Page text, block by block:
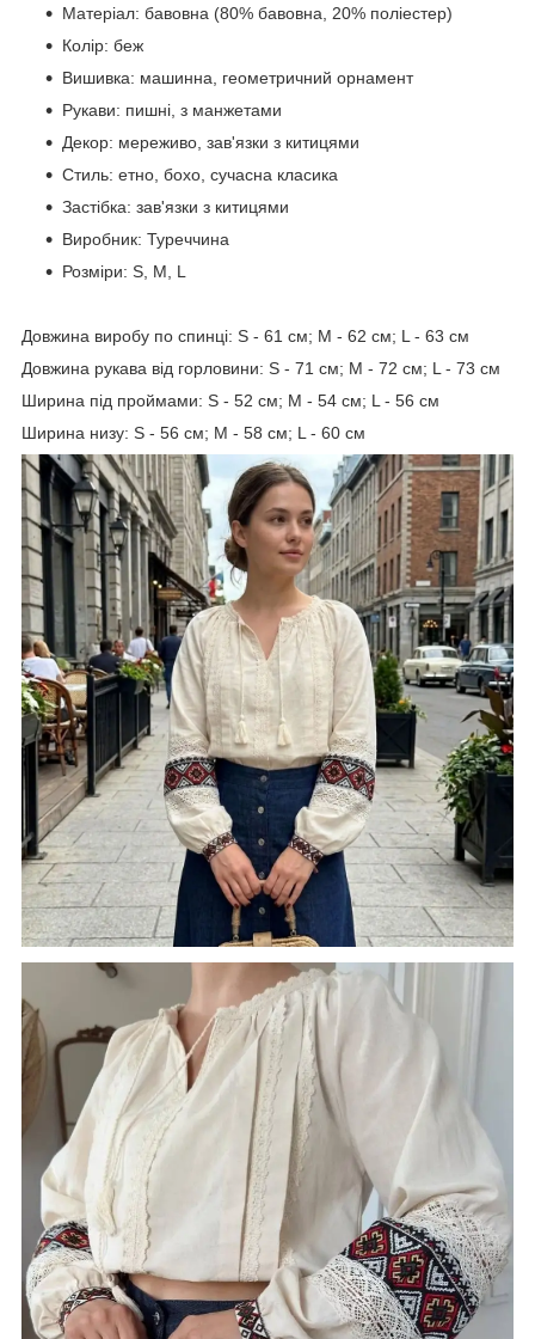
Матеріал: бавовна (80% бавовна, 20% поліестер)
Колір: беж
Вишивка: машинна, геометричний орнамент
Рукави: пишні, з манжетами
Декор: мереживо, зав'язки з китицями
Стиль: етно, бохо, сучасна класика
Застібка: зав'язки з китицями
Виробник: Туреччина
Розміри: S, M, L
Довжина виробу по спинці: S - 61 см; M - 62 см; L - 63 см
Довжина рукава від горловини: S - 71 см; M - 72 см; L - 73 см
Ширина під проймами: S - 52 см; M - 54 см; L - 56 см
Ширина низу: S - 56 см; M - 58 см; L - 60 см